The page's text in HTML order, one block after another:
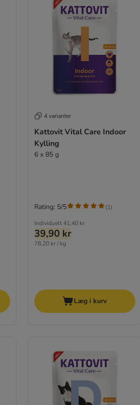
4 varianter
Kattovit Vital Care Indoor
Kylling
6 x 85 g
Individuelt 41,40 kr
39,90 kr
78,20 kr / kg
Rating: 5/5 (1)
Læg i kurv